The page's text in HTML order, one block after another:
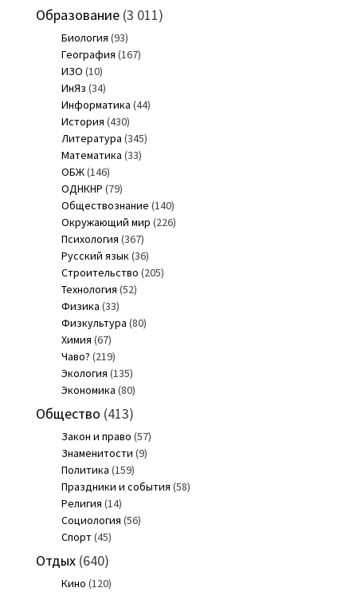
Образование(3 011)
Биология (93)
География (167)
ИЗО (10)
ИнЯз (34)
Информатика (44)
История (430)
Литература (345)
Математика (33)
ОБЖ(146)
ОДНКНР (79)
Обществознание (140)
Окружающий мир (226)
Психология (367)
Русский язык(36)
Строительство (205)
Технология (52)
Физика (33)
Физкультура (80)
Химия (67)
Чаво? (219)
Экология (135)
Экономика (80)
Общество (413)
Закон и право (57)
Знаменитости (9)
Политика (159)
Праздники и события (58)
Религия (14)
Социология (56)
Спорт(45)
Отдых(640)
Кино (120)